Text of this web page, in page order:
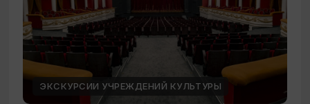
ЭКСКУРСИИ УЧРЕЖДЕНИЙ КУЛЬТУРЫ